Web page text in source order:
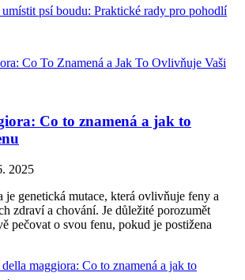
psí boudu: Praktické rady pro pohodlí
Co to znamená a jak to
2025
je genetická mutace, která ovlivňuje feny a
zdraví a chování. Je důležité porozumět
pečovat o svou fenu, pokud je postižena
della maggiora: Co to znamená a jak to